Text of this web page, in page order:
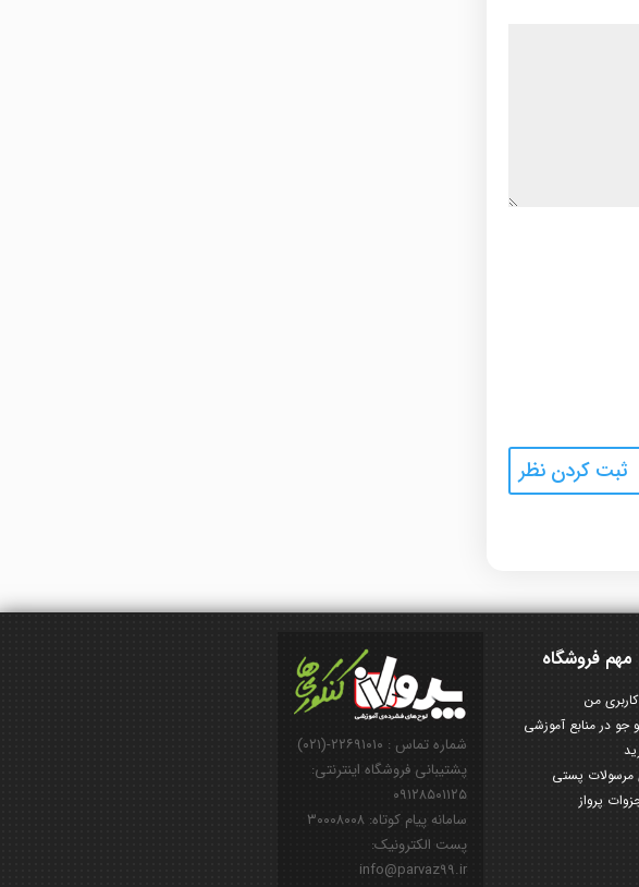
شماره تماس : ۲۲۶۹۱۰۱۰-(۰۲۱)
پشتیبانی فروشگاه اینترنتی:
۰۹۱۲۸۵۰۱۱۲۵
سامانه پیام کوتاه: ۳۰۰۰۸۰۰۸
پست الکترونیک:
info@parvaz99.ir
فروشگاه
من
در منابع آموزشی
مرسولات پستی
پرواز